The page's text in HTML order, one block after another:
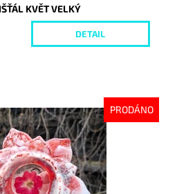
KVĚT VELKÝ
DETAIL
PRODÁNO